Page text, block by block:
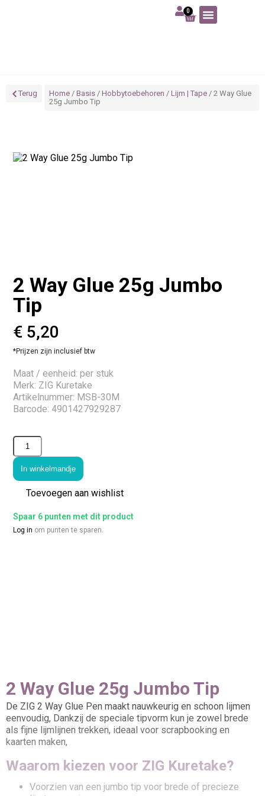
0
Terug Home / Basis / Hobbytoebehoren / Lijm | Tape / 2 Way Glue
25g Jumbo Tip
2 Way Glue 25g Jumbo
Tip
€ 5,20
*Prijzen zijn inclusief btw
Maat / eenheid: per stuk
Merk: ZIG Kuretake
Artikelnummer: MSB-30M
Barcode: 4901427929287
In winkelmandje
Toevoegen aan wishlist
Spaar 6 punten met dit product
Log in om punten te sparen.
2 Way Glue 25g Jumbo Tip
De ZIG 2 Way Glue Pen maakt nauwkeurig en schoon lijmen
eenvoudig, Dankzij de speciale tipvorm kun je zowel brede
als fijne lijmlijnen trekken, ideaal voor scrapbooking en
kaarten maken,
Waarom kiezen voor ZIG Kuretake?
Voorzien van een jumbo tip voor brede of precieze